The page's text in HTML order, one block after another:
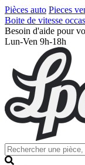
Pièces auto Pieces
Boite de vitesse
Besoin d'aide pour
Lun-Ven 9h-18h